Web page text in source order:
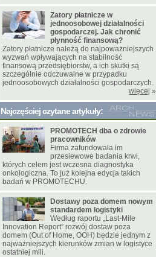
Zatory płatnicze w
jednoosobowej działalności
gospodarczej. Jak chronić
płynność finansową?
Zatory płatnicze należą do najpoważniejszych
wyzwań wpływających na stabilność
finansową przedsiębiorstw, a ich skutki są
szczególnie odczuwalne w przypadku
jednoosobowych działalności gospodarczych.
więcej »
Najczęściej czytane artykuły:
PROMOTECH dba o zdrowie
pracowników
Firma zafundowała im
przesiewowe badania krwi,
których celem jest wczesna diagnostyka
onkologiczna. To już kolejna edycja takich
badań w PROMOTECHU.
Dostawy poza domem nowym
standardem logistyki
Według raportu „Last-Mile
Innovation Report” rozwój dostaw poza
domem (Out of Home, OOH) będzie jednym z
najważniejszych kierunków zmian w logistyce
ostatniej mili.